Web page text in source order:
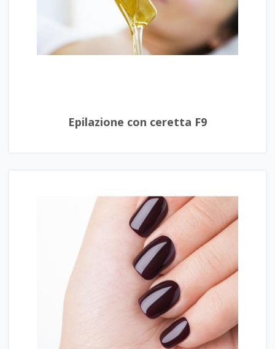
Epilazione con ceretta F9